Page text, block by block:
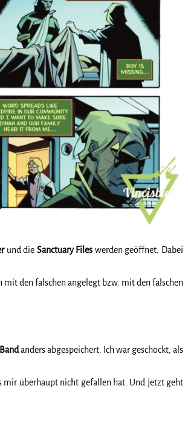
und die Sanctuary Files werden geöffnet. Dabei
mit den falschen angelegt bzw. mit den falschen
Bandanders abgespeichert. Ich war geschockt, als
mir überhaupt nicht gefallen hat. Und jetzt geht